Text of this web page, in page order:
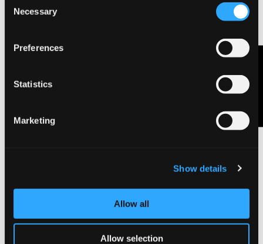
Selection
Necessary
Preferences
Statistics
Marketing
Show details
Allow all
Allow selection
Un taccuino tascabile e versatile, il compagno di
viaggio perfetto per ogni tuo progetto. Libera la tua
Contattaci